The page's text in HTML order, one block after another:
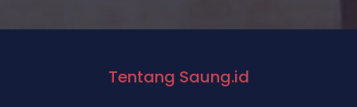
Tentang Saung.id